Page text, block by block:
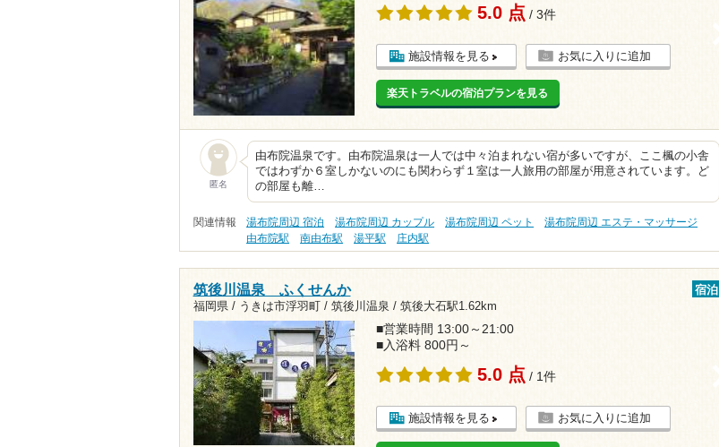
5.0 点 / 3件
施設情報を見る お気に入りに追加
楽天トラベルの宿泊プランを見る
匿名
由布院温泉です。由布院温泉は一人では中々泊まれない宿が多いですが、ここ楓の小舎
ではわずか６室しかないのにも関わらず１室は一人旅用の部屋が用意されています。ど
の部屋も離…
関連情報 湯布院周辺 宿泊 湯布院周辺 カップル 湯布院周辺 ペット
湯布院周辺 エステ・マッサージ
由布院駅
南由布駅 湯平駅 庄内駅
筑後川温泉 ふくせんか
福岡県 / うきは市浮羽町 / 筑後川温泉 / 筑後大石駅1.62km
宿泊
■営業時間 13:00～21:00
■入浴料 800円～
5.0 点 / 1件
施設情報を見る お気に入りに追加